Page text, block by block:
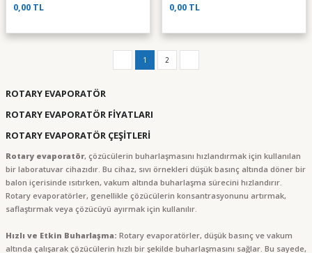
0,00 TL 0,00 TL
1 2
ROTARY EVAPORATÖR
ROTARY EVAPORATÖR FİYATLARI
ROTARY EVAPORATÖR ÇEŞİTLERİ
Rotary evaporatör, çözücülerin buharlaşmasını hızlandırmak için kullanılan
bir laboratuvar cihazıdır. Bu cihaz, sıvı örnekleri düşük basınç altında döner bir
balon içerisinde ısıtırken, vakum altında buharlaşma sürecini hızlandırır.
Rotary evaporatörler, genellikle çözücülerin konsantrasyonunu artırmak,
saflaştırmak veya çözücüyü ayırmak için kullanılır.
Hızlı ve Etkin Buharlaşma: Rotary evaporatörler, düşük basınç ve vakum
altında çalışarak çözücülerin hızlı bir şekilde buharlaşmasını sağlar. Bu sayede,